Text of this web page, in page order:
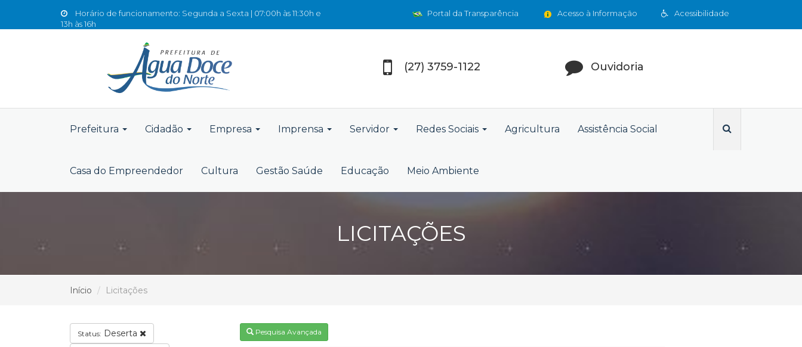
Horário de funcionamento: Segunda a Sexta | 07:00h às 11:30h e
13h às 16h
Acessibilidade
Acesso à Informação
Portal da Transparência
(27) 3759-1122 Ouvidoria
Prefeitura Cidadão Empresa Imprensa Servidor Redes Sociais Agricultura Assistência Social
Casa do Empreendedor Cultura Gestão Saúde Educação Meio Ambiente
LICITAÇÕES
Início Licitações
Status: Deserta Pesquisa Avançada